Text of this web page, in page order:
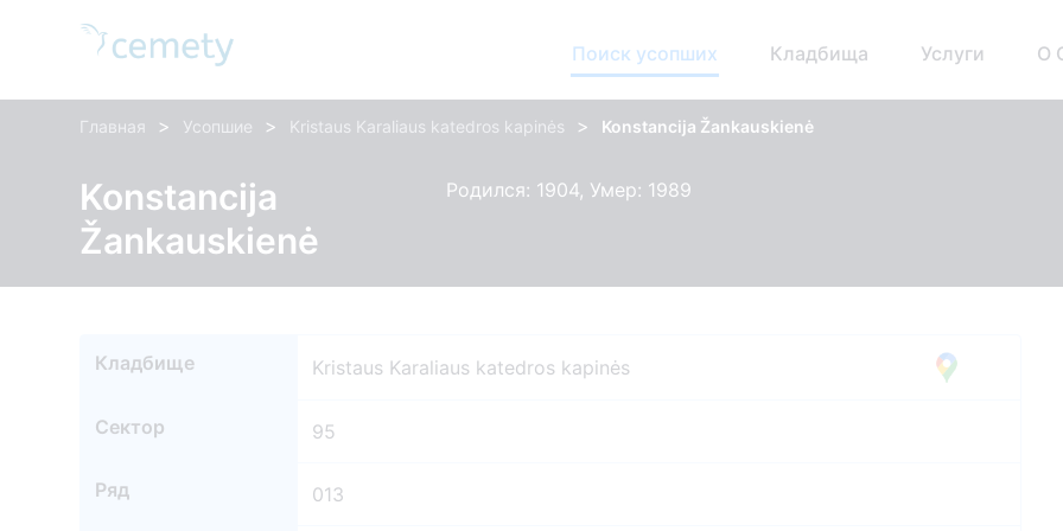
Поиск усопших Кладбища Услуги О
Главная > Усопшие > Kristaus Karaliaus katedros kapinės > Konstancija Žankauskienė
Konstancija
Žankauskienė
Родился: 1904, Умер: 1989
Кладбище Kristaus Karaliaus katedros kapinės
Сектор 95
Ряд 013